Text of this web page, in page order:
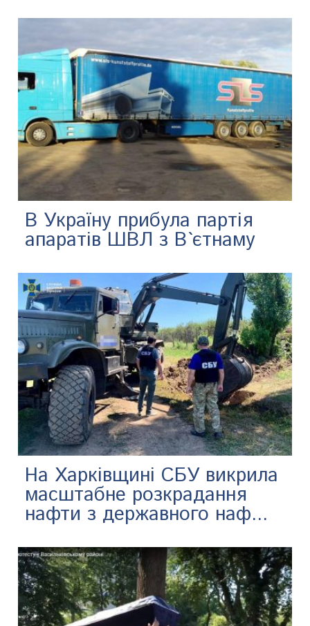
В Україну прибула партія
апаратів ШВЛ з В`єтнаму
На Харківщині СБУ викрила
масштабне розкрадання
нафти з державного наф...